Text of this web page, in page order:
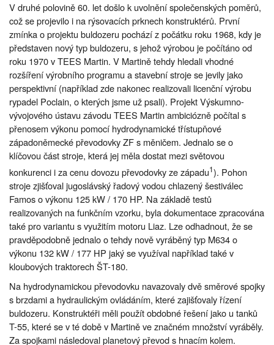
V druhé polovině 60. let došlo k uvolnění společenských poměrů,
což se projevilo i na rýsovacích prknech konstruktérů. První
zmínka o projektu buldozeru pochází z počátku roku 1968, kdy je
představen nový typ buldozeru, s jehož výrobou je počítáno od
roku 1970 v TEES Martin. V Martině tehdy hledali vhodné
rozšíření výrobního programu a stavební stroje se jevily jako
perspektivní (například zde nakonec realizovali licenční výrobu
rypadel Poclain, o kterých jsme už psali). Projekt Výskumno-
vývojového ústavu závodu TEES Martin ambiciózně počítal s
přenosem výkonu pomocí hydrodynamické třístupňové
západoněmecké převodovky ZF s měničem. Jednalo se o
klíčovou část stroje, která jej měla dostat mezi světovou
konkurenci i za cenu dovozu převodovky ze západu1). Pohon
stroje zjišťoval jugoslávský řadový vodou chlazený šestiválec
Famos o výkonu 125 kW / 170 HP. Na základě testů
realizovaných na funkčním vzorku, byla dokumentace zpracována
také pro variantu s využitím motoru Liaz. Lze odhadnout, že se
pravděpodobně jednalo o tehdy nově vyráběný typ M634 o
výkonu 132 kW / 177 HP jaký se využíval například také v
kloubových traktorech ŠT-180.
Na hydrodynamickou převodovku navazovaly dvě směrové spojky
s brzdami a hydraulickým ovládáním, které zajišťovaly řízení
buldozeru. Konstruktéři měli použít obdobné řešení jako u tanků
T-55, které se v té době v Martině ve značném množství vyráběly.
Za spojkami následoval planetový převod s hnacím kolem.